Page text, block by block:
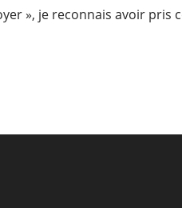
», je reconnais avoir pris